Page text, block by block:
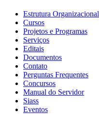
Estrutura Organizacional
Cursos
Projetos e Programas
Serviços
Editais
Documentos
Contato
Perguntas Frequentes
Concursos
Manual do Servidor
Siass
Eventos